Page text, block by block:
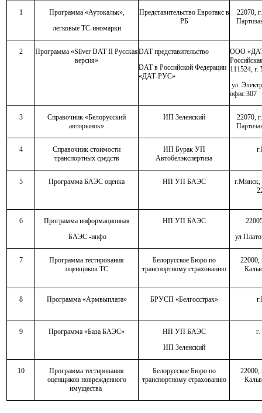
1
Программа «Аутокальк»,
легковые ТС-иномарки
Представительство Евротакс в
РБ
22070,
2
Программа «Silver DAT II Русская
версия»
DAT представительство
DAT в Российской Федерации
«ДАТ-РУС»
ООО
111524,
ул.
офис 307
3
Справочник «Белорусский
авторынок»
ИП Зеленский
22070,
4
Справочник стоимости
транспортных средств
ИП Бурак УП
Автобелэкспертиза
5 Программа БАЭС оценка НП УП БАЭС
г.Минск,
6
Программа информационная
БАЭС -инфо
НП УП БАЭС
ул
7
Программа тестирования
оценщиков ТС
Белорусское Бюро по
транспортному страхованию
22000,
8 Программа «Армвыплата» БРУСП «Белгосстрах»
9 Программа «База БАЭС»
НП УП БАЭС
ИП Зеленский
10
Программа тестирования
оценщиков поврежденного
имущества
Белорусское Бюро по
транспортному страхованию
22000,